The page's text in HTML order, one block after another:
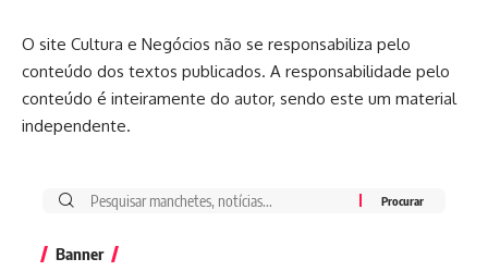
O site Cultura e Negócios não se responsabiliza pelo
conteúdo dos textos publicados. A responsabilidade pelo
conteúdo é inteiramente do autor, sendo este um material
independente.
Banner